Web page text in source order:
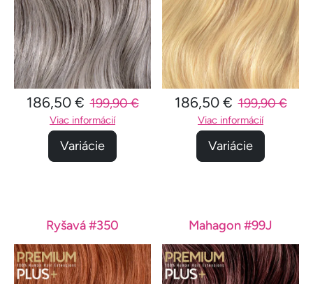
186,50 € 199,90 €
Viac informácií
Variácie
186,50 € 199,90 €
Viac informácií
Variácie
Ryšavá #350 Mahagon #99J